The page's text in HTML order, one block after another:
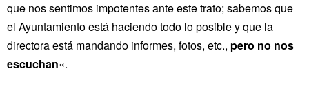
que nos sentimos impotentes ante este trato; sabemos que
el Ayuntamiento está haciendo todo lo posible y que la
directora está mandando informes, fotos, etc., pero no nos
escuchan«.